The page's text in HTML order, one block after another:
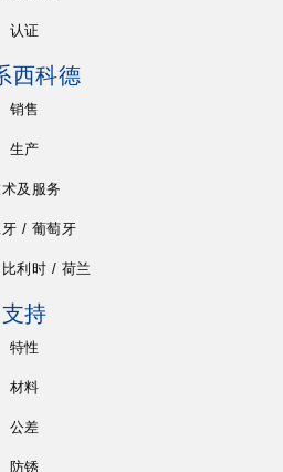
认证
西科德
销售
生产
及服务
/ 葡萄牙
利时 / 荷兰
支持
特性
材料
公差
防锈